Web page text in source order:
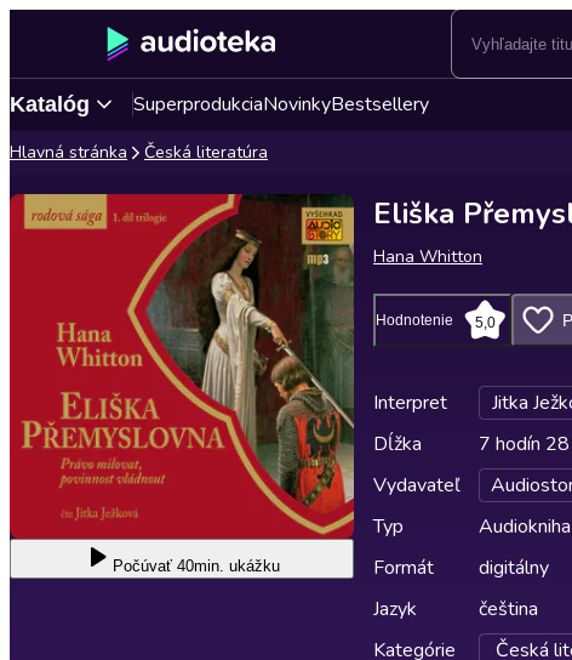
Katalóg SuperprodukciaNovinkyBestsellery
Hlavná stránka Česká literatúra
Počúvať 40min. ukážku
Eliška
Hana Whitton
Hodnotenie 5,0
Interpret
Jitka
Dĺžka
7 hodín
Vydavateľ
Typ
Audiokniha
Formát
digitálny
Jazyk
čeština
Kategórie
Česká